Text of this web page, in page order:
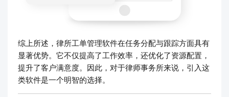
综上所述，律所工单管理软件在任务分配与跟踪方面具有
显著优势。它不仅提高了工作效率，还优化了资源配置，
提升了客户满意度。因此，对于律师事务所来说，引入这
类软件是一个明智的选择。